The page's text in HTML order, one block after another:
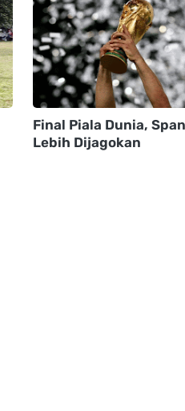
Final Piala Dunia,
Lebih Dijagokan